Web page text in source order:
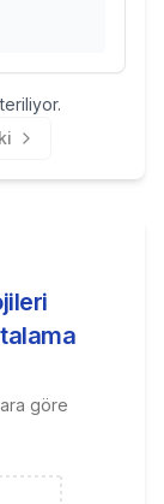
göre